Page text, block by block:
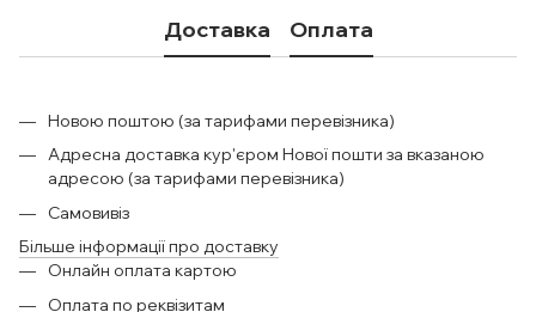
Доставка Оплата
Новою поштою (за тарифами перевізника)
Адресна доставка кур'єром Нової пошти за вказаною
адресою (за тарифами перевізника)
Самовивіз
Більше інформації про доставку
Онлайн оплата картою
Оплата по реквізитам